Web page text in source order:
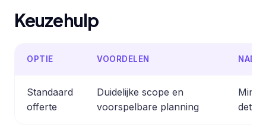
Keuzehulp
OPTIE VOORDELEN
Standaard
offerte
Duidelijke scope en
voorspelbare planning